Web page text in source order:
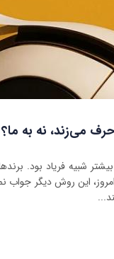
می‌زند، نه به ما؟
شبیه فریاد بود.
این روش دیگر جواب